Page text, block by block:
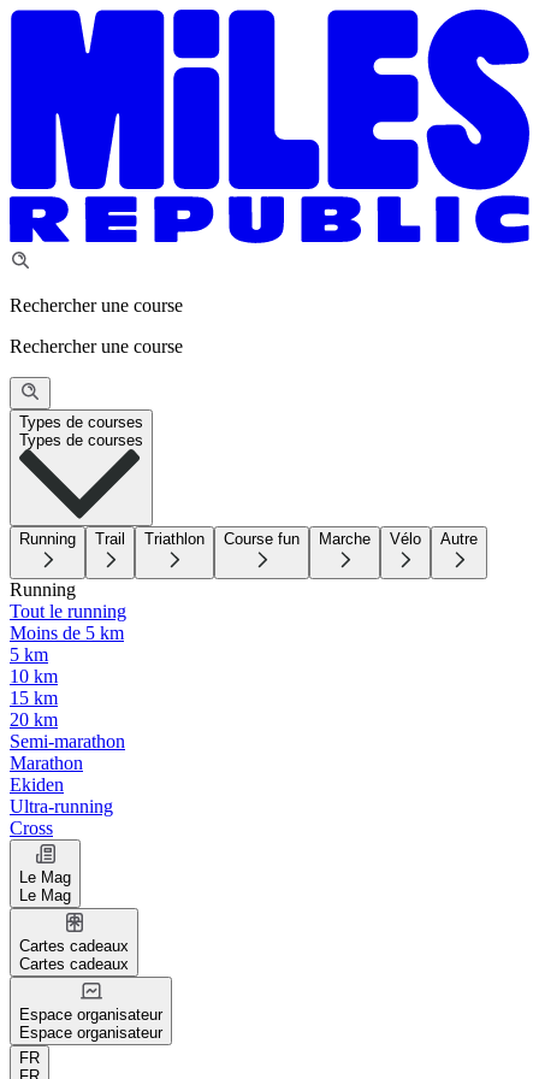
Rechercher une course
Rechercher une course
Types de courses
Types de courses
Running Trail Triathlon Course fun Marche Vélo Autre
Running
Tout le running
Moins de 5 km
5 km
10 km
15 km
20 km
Semi-marathon
Marathon
Ekiden
Ultra-running
Cross
Le Mag
Le Mag
Cartes cadeaux
Cartes cadeaux
Espace organisateur
Espace organisateur
FR